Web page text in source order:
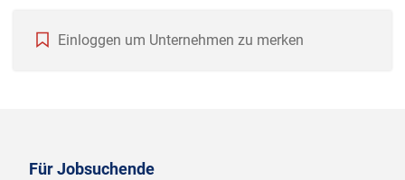
Einloggen um Unternehmen zu merken
Für Jobsuchende